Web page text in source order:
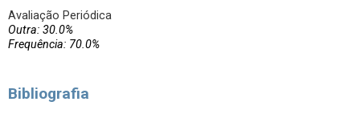
Avaliação Periódica
Outra: 30.0%
Frequência: 70.0%
Bibliografia